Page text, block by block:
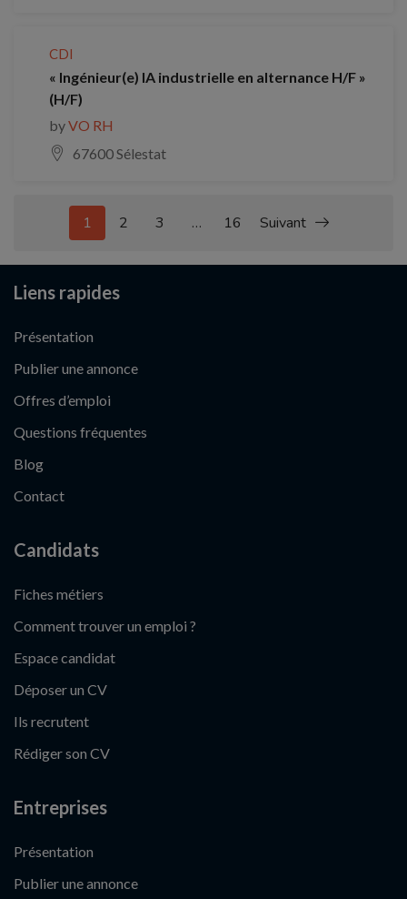
CDI
« Ingénieur(e) IA industrielle en alternance H/F »
(H/F)
byVO RH
67600 Sélestat
1 2 3 … 16 Suivant
Liens rapides
Présentation
Publier une annonce
Offres d’emploi
Questions fréquentes
Blog
Contact
Candidats
Fiches métiers
Comment trouver un emploi ?
Espace candidat
Déposer un CV
Ils recrutent
Rédiger son CV
Entreprises
Présentation
Publier une annonce